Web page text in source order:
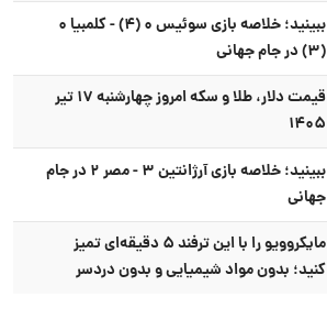
ببینید؛ خلاصه بازی سوئیس ۰ (۴) - کلمبیا ۰
(۳) در جام جهانی
قیمت دلار، طلا و سکه امروز چهارشنبه ۱۷ تیر
۱۴۰۵
ببینید؛ خلاصه بازی آرژانتین ۳ - مصر ۲ در جام
جهانی
مایکروویو را با این ترفند ۵ دقیقه‌ای تمیز
کنید؛ بدون مواد شیمیایی و بدون دردسر